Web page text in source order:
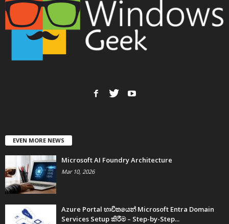
EVEN MORE NEWS
Microsoft AI Foundry Architecture
Mar 10, 2026
Azure Portal භාවිතයෙන් Microsoft Entra Domain
Services Setup කිරීම – Step-by-Step...